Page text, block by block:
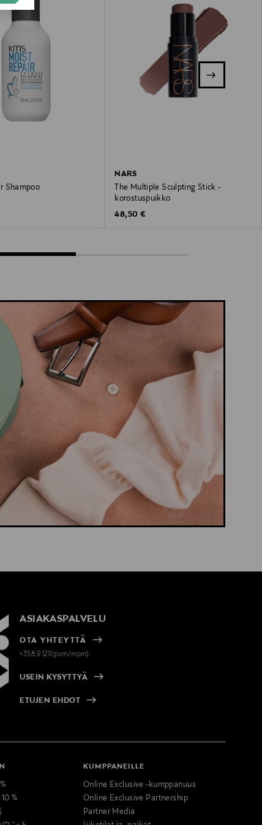
Shampoo
NARS
The Multiple Sculpting Stick -
korostuspuikko
Original Price
48,50 €
ASIAKASPALVELU
OTA YHTEYTTÄ
+358 9 1211(pvm/mpm)
USEIN KYSYTTYÄ
ETUJEN EHDOT
%
KUMPPANEILLE
Online Exclusive -kumppanuus
Online Exclusive Partnership
Partner Media